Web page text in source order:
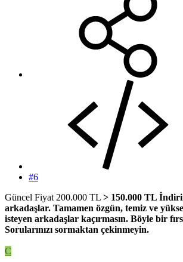
#6
Güncel Fiyat 200.000 TL > 150.000 TL
arkadaşlar. Tamamen özgün, temiz ve
isteyen arkadaşlar kaçırmasın. Böyle bir
Sorularınızı sormaktan çekinmeyin.
C